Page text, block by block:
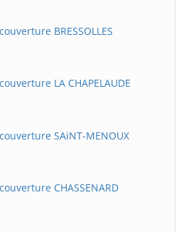
BRESSOLLES
LA CHAPELAUDE
SAiNT-MENOUX
CHASSENARD